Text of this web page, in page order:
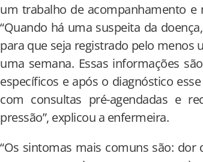
um trabalho de acompanhamento
“Quando há uma suspeita da
para que seja registrado pelo menos
uma semana. Essas informações
específicos e após o diagnóstico
com consultas pré-agendadas e
pressão”, explicou a enfermeira.
“Os sintomas mais comuns são: dor